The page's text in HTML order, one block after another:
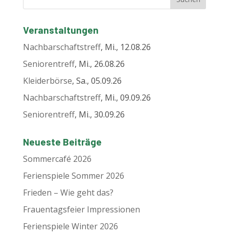
Veranstaltungen
Nachbarschaftstreff, Mi., 12.08.26
Seniorentreff, Mi., 26.08.26
Kleiderbörse, Sa., 05.09.26
Nachbarschaftstreff, Mi., 09.09.26
Seniorentreff, Mi., 30.09.26
Neueste Beiträge
Sommercafé 2026
Ferienspiele Sommer 2026
Frieden – Wie geht das?
Frauentagsfeier Impressionen
Ferienspiele Winter 2026